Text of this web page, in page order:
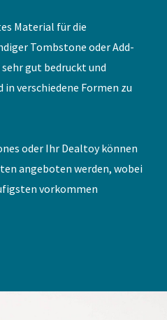
Material für die
Tombstone oder Add-
sehr gut bedruckt und
verschiedene Formen zu
oder Ihr Dealtoy können
angeboten werden, wobei
vorkommen